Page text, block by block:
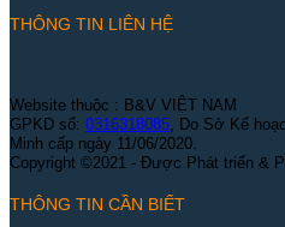
THÔNG TIN LIÊN HỆ
Website thuộc : B&V VIỆT NAM
GPKD số: 0316318085, Do Sở Kế
Minh cấp ngày 11/06/2020.
Copyright ©2021 - Được Phát triển &
THÔNG TIN CẦN BIẾT